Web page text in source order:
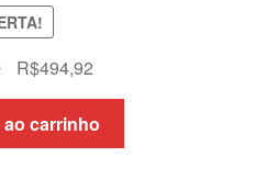
O
preço
original
era:
R$494,92O
preço
atual
é:
carrinho